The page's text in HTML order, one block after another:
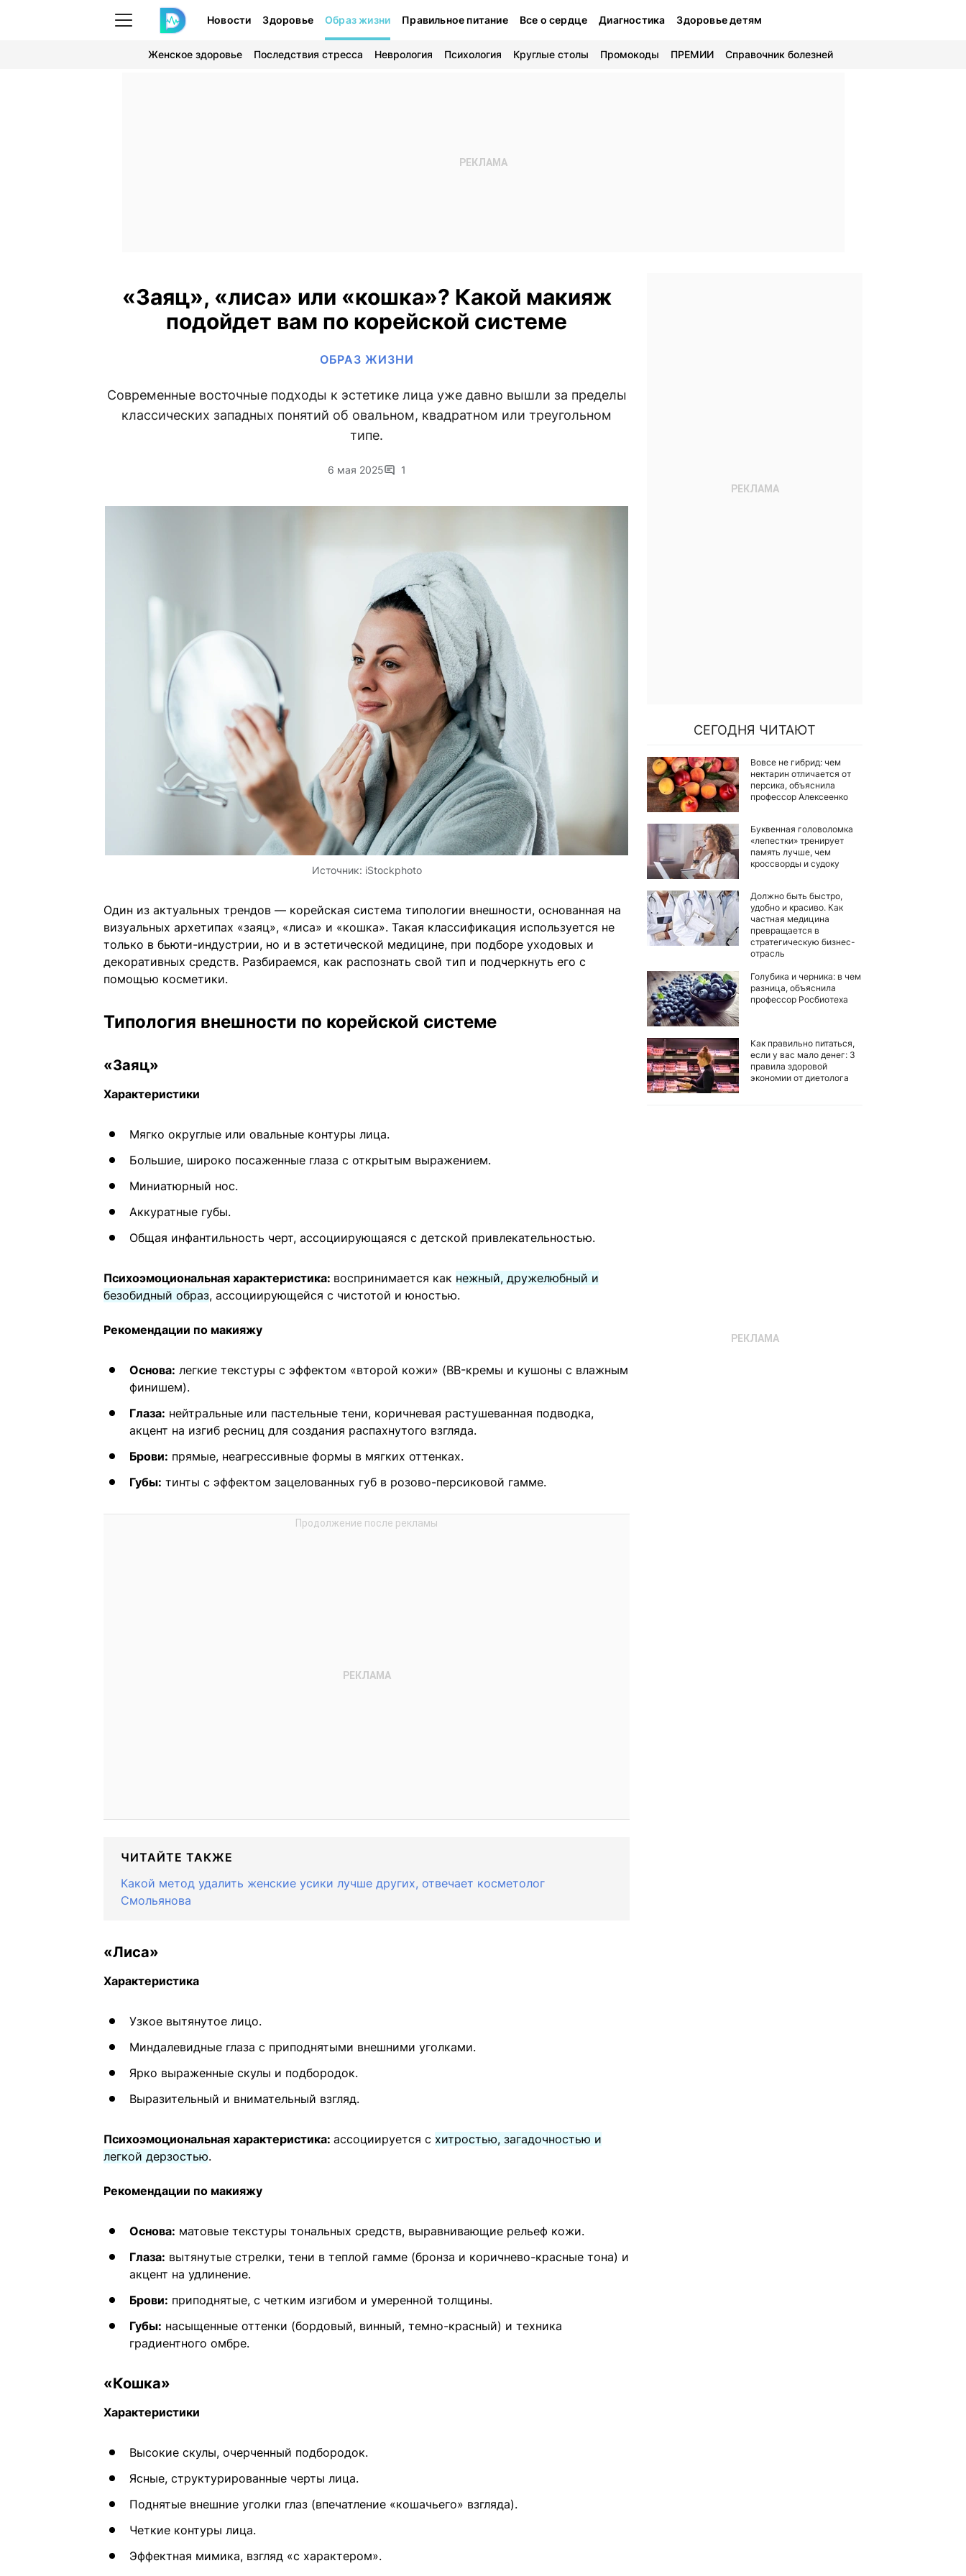
Новости Здоровье Образ жизни Правильное питание Все о сердце Диагностика Здоровье детям
Женское здоровье Последствия стресса Неврология Психология Круглые столы Промокоды ПРЕМИИ Справочник болезней
«Заяц», «лиса» или «кошка»? Какой макияж
подойдет вам по корейской системе
ОБРАЗ ЖИЗНИ
Современные восточные подходы к эстетике лица уже давно вышли за пределы
классических западных понятий об овальном, квадратном или треугольном
типе.
6 мая 2025 1
Источник: iStockphoto
Один из актуальных трендов — корейская система типологии внешности, основанная на
визуальных архетипах «заяц», «лиса» и «кошка». Такая классификация используется не
только в бьюти-индустрии, но и в эстетической медицине, при подборе уходовых и
декоративных средств. Разбираемся, как распознать свой тип и подчеркнуть его с
помощью косметики.
Типология внешности по корейской системе
«Заяц»
Характеристики
Мягко округлые или овальные контуры лица.
Большие, широко посаженные глаза с открытым выражением.
Миниатюрный нос.
Аккуратные губы.
Общая инфантильность черт, ассоциирующаяся с детской привлекательностью.
Психоэмоциональная характеристика: воспринимается как нежный, дружелюбный и
безобидный образ, ассоциирующейся с чистотой и юностью.
Рекомендации по макияжу
Основа: легкие текстуры с эффектом «второй кожи» (BB-кремы и кушоны с влажным
финишем).
Глаза: нейтральные или пастельные тени, коричневая растушеванная подводка,
акцент на изгиб ресниц для создания распахнутого взгляда.
Брови: прямые, неагрессивные формы в мягких оттенках.
Губы: тинты с эффектом зацелованных губ в розово-персиковой гамме.
ЧИТАЙТЕ ТАКЖЕ
Какой метод удалить женские усики лучше других, отвечает косметолог
Смольянова
«Лиса»
Характеристика
Узкое вытянутое лицо.
Миндалевидные глаза с приподнятыми внешними уголками.
Ярко выраженные скулы и подбородок.
Выразительный и внимательный взгляд.
Психоэмоциональная характеристика: ассоциируется с хитростью, загадочностью и
легкой дерзостью.
Рекомендации по макияжу
Основа: матовые текстуры тональных средств, выравнивающие рельеф кожи.
Глаза: вытянутые стрелки, тени в теплой гамме (бронза и коричнево-красные тона) и
акцент на удлинение.
Брови: приподнятые, с четким изгибом и умеренной толщины.
Губы: насыщенные оттенки (бордовый, винный, темно-красный) и техника
градиентного омбре.
«Кошка»
Характеристики
Высокие скулы, очерченный подбородок.
Ясные, структурированные черты лица.
Поднятые внешние уголки глаз (впечатление «кошачьего» взгляда).
Четкие контуры лица.
Эффектная мимика, взгляд «с характером».
СЕГОДНЯ ЧИТАЮТ
Вовсе не гибрид: чем
нектарин отличается от
персика, объяснила
профессор Алексеенко
Буквенная головоломка
«лепестки» тренирует
память лучше, чем
кроссворды и судоку
Должно быть быстро,
удобно и красиво. Как
частная медицина
превращается в
стратегическую бизнес-
отрасль
Голубика и черника: в чем
разница, объяснила
профессор Росбиотеха
Как правильно питаться,
если у вас мало денег: 3
правила здоровой
экономии от диетолога